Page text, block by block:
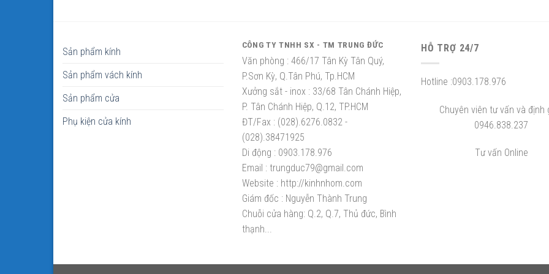
Sản phẩm kính
Sản phẩm vách kính
Sản phẩm cửa
Phụ kiện cửa kính
CÔNG TY TNHH SX - TM TRUNG ĐỨC
Văn phòng :466/17 Tân Kỳ Tân Quý,
P.Sơn Kỳ, Q.Tân Phú, Tp.HCM
Xưởng sắt - inox :33/68 Tân Chánh Hiệp,
P. Tân Chánh Hiệp, Q.12, TP.HCM
ĐT/Fax :(028).6276.0832 -
(028).38471925
Di động :0903.178.976
Email :trungduc79@gmail.com
Website :http://kinhnhom.com
Giám đốc :Nguyễn Thành Trung
Chuỗi cửa hàng: Q.2, Q.7, Thủ đức, Bình
thạnh...
HỖ TRỢ 24/7
Hotline :0903.178.976
Chuyên viên tư vấn và định
0946.838.237
Tư vấn Online